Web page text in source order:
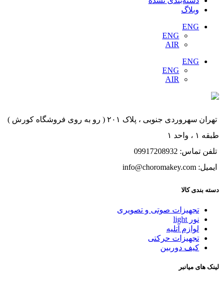
وبلاگ
ENG
ENG
AIR
ENG
ENG
AIR
تهران سهروردی جنوبی ، پلاک ۲۰۱ ( رو به روی فروشگاه کورش )
طبقه ۱ ، واحد ۱
تلفن تماس: 09917208932
ایمیل: info@choromakey.com
دسته بندی کالا
تجهیزات صوتی و تصویری
نور light
لوازم آتلیه
تجهیزات حرکتی
کیف دوربین
لینک های میانبر